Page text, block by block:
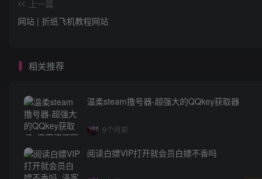
上一篇
网站 | 折纸飞机教程网站
相关推荐
温柔steam撸号器-超强大的QQkey获取器
9个月前
阅读白嫖VIP打开就会员白嫖不香吗